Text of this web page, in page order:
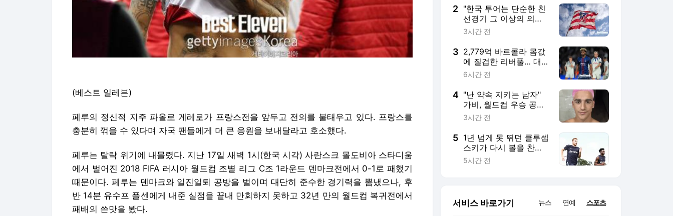
(베스트 일레븐)
페루의 정신적 지주 파올로 게레로가 프랑스전을 앞두고 전의를 불태우고 있다. 프랑스를
충분히 꺾을 수 있다며 자국 팬들에게 더 큰 응원을 보내달라고 호소했다.
페루는 탈락 위기에 내몰렸다. 지난 17일 새벽 1시(한국 시각) 사란스크 몰도비아 스타디움
에서 벌어진 2018 FIFA 러시아 월드컵 조별 리그 C조 1라운드 덴마크전에서 0-1로 패했기
때문이다. 페루는 덴마크와 일진일퇴 공방을 벌이며 대단히 준수한 경기력을 뽐냈으나, 후
반 14분 유수프 폴센에게 내준 실점을 끝내 만회하지 못하고 32년 만의 월드컵 복귀전에서
패배의 쓴맛을 봤다.
드, 3,000만 유로 첫 제
안 준비→ 선수도 인터
밀란보다 ATM행 선호
2 "한국 투어는 단순한 친
선경기 그 이상의 의미"
이강인 품은 아틀레티코
아 시장 확장… "LEE 영
입 통해 더 큰 성원 기
대"
3시간 전
3 2,779억 바르콜라 몸값
에 질겁한 리버풀… 대
신 PSG 스타들에 밀린
예로 선회?
6시간 전
4 "난 약속 지키는 남자"
가비, 월드컵 우승 공약
대로 '핑크 헤어' 파격
스페인 공약 이행 릴레
이
3시간 전
5 1년 넘게 못 뛰던 클루셉
스키가 다시 볼을 찬
다… 쿠두스와 토트넘
5시간 전
서비스 바로가기 뉴스 연예 스포츠